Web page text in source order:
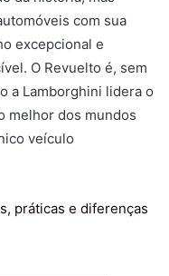
com sua
excepcional e
O Revuelto é, sem
a Lamborghini lidera o
melhor dos mundos
veículo
práticas e diferenças